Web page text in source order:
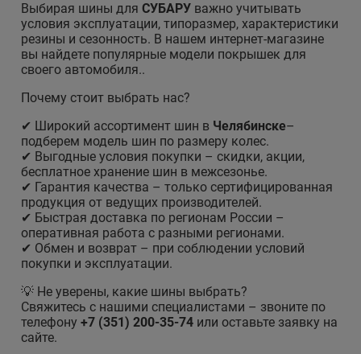
Выбирая шины для СУБАРУ важно учитывать
условия эксплуатации, типоразмер, характеристики
резины и сезонность. В нашем интернет-магазине
вы найдете популярные модели покрышек для
своего автомобиля..
Почему стоит выбрать нас?
✔ Широкий ассортимент шин в Челябинске–
подберем модель шин по размеру колес.
✔ Выгодные условия покупки – скидки, акции,
бесплатное хранение шин в межсезонье.
✔ Гарантия качества – только сертифицированная
продукция от ведущих производителей.
✔ Быстрая доставка по регионам России –
оперативная работа с разными регионами.
✔ Обмен и возврат – при соблюдении условий
покупки и эксплуатации.
💡 Не уверены, какие шины выбрать?
Свяжитесь с нашими специалистами – звоните по
телефону +7 (351) 200-35-74 или оставьте заявку на
сайте.